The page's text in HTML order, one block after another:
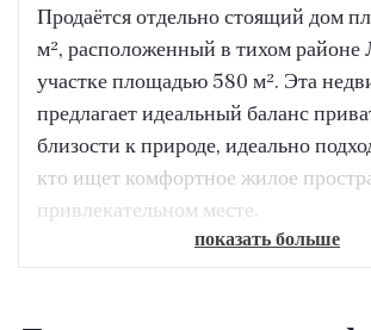
Продаётся отдельно стоящий дом
м², расположенный в тихом районе
участке площадью 580 м². Эта
предлагает идеальный баланс
близости к природе, идеально
кто ищет комфортное жилое
привлекательном месте.
показать больше